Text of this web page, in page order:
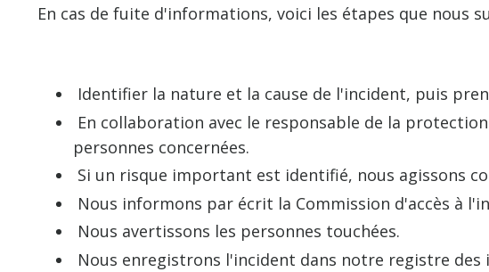
En cas de fuite d'informations, voici les étapes que nous
Identifier la nature et la cause de l'incident, puis
En collaboration avec le responsable de la
personnes concernées.
Si un risque important est identifié, nous agissons
Nous informons par écrit la Commission d'accès à
Nous avertissons les personnes touchées.
Nous enregistrons l'incident dans notre registre